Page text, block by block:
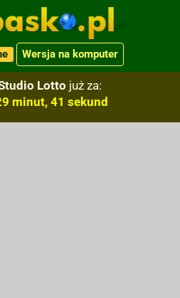
Wersja na komputer
Lotto już za:
minut, 40 sekund